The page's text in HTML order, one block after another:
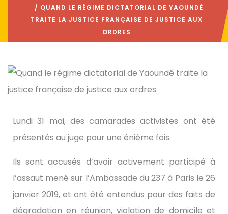
/ QUAND LE RÉGIME DICTATORIAL DE YAOUNDÉ
TRAITE LA JUSTICE FRANÇAISE DE JUSTICE AUX
ORDRES
Lundi 31 mai, des camarades activistes ont été
présentés au juge pour une énième fois.
Ils sont accusés d’avoir activement participé à
l’assaut mené sur l’Ambassade du 237 à Paris le 26
janvier 2019, et ont été entendus pour des faits de
dégradation en réunion, violation de domicile et